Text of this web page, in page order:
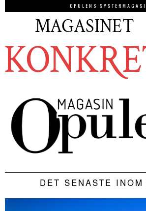
OPULENS
DET SENASTE